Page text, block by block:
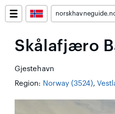
Skålafjæro
Gjestehavn
Region: Norway (3524),